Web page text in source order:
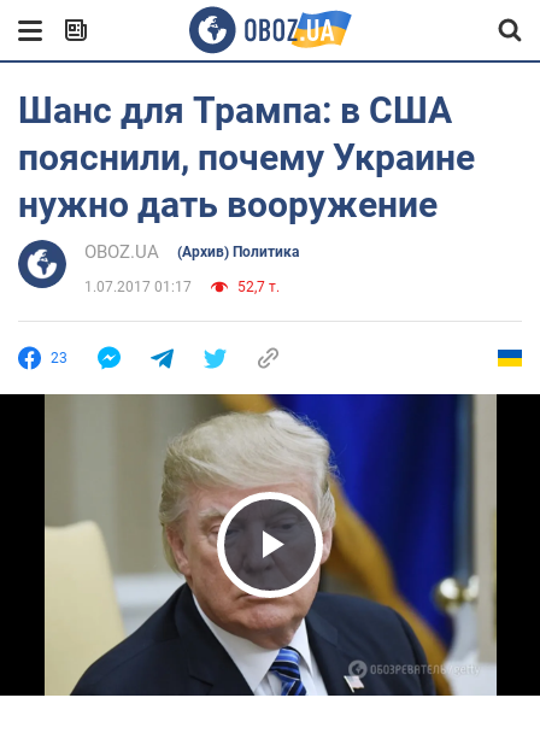
Шанс для Трампа: в США
пояснили, почему Украине
нужно дать вооружение
OBOZ.UA (Архив) Политика
1.07.2017 01:17 52,7 т.
23
Play Video